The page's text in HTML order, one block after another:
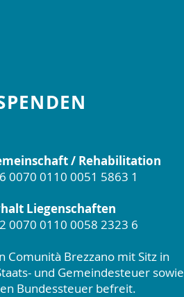
/ Rehabilitation
0070 0110 0051 5863 1
Liegenschaften
0070 0110 0058 2323 6
Comunità Brezzano mit Sitz in
und Gemeindesteuer sowie
Bundessteuer befreit.